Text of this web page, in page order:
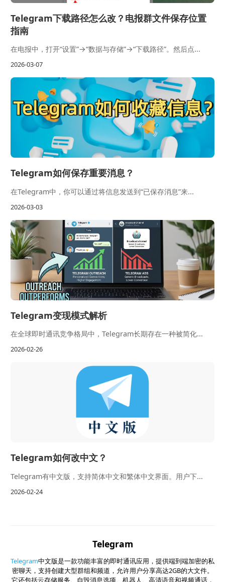
Telegram下载路径怎么改？电报群文件保存位置
指南
在电报中，打开“设置”→“数据与存储”→“下载路径”。然后点...
2026-03-07
Telegram如何保存重要消息？
在Telegram中，你可以通过将信息发送到“已保存消息”来...
2026-03-03
Telegram变现模式解析
在全球即时通讯竞争格局中，Telegram长期存在一种被简化...
2026-02-26
Telegram如何改中文？
Telegram有中文版，支持简体中文和繁体中文界面。用户下...
2026-02-24
Telegram
Telegram中文版是一款功能丰富的即时通讯应用，提供端到端加密的私
密聊天，支持创建大型群组和频道，允许用户分享高达2GB的大文件。
它还包括云存储服务、自毁消息选项、机器人、高清语音和视频通话，